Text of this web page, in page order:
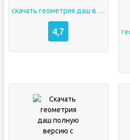
скачать геометрия даш в злом
4,7